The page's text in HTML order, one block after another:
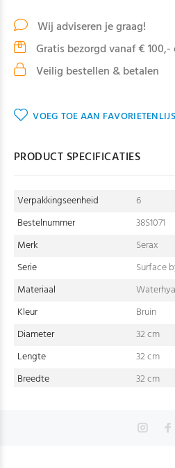
Wij adviseren je graag!
Gratis bezorgd vanaf € 100,-
Veilig bestellen & betalen
VOEG TOE AAN
PRODUCT SPECIFICATIES
Verpakkingseenheid
6
Bestelnummer
38S1071
Merk
Serax
Serie
Surface
Materiaal
Kleur
Bruin
Diameter
32 cm
Lengte
32 cm
Breedte
32 cm